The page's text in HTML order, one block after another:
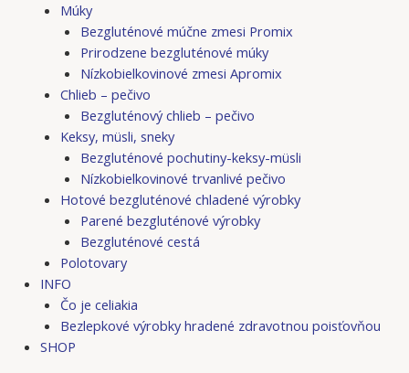
Múky
Bezgluténové múčne zmesi Promix
Prirodzene bezgluténové múky
Nízkobielkovinové zmesi Apromix
Chlieb – pečivo
Bezgluténový chlieb – pečivo
Keksy, müsli, sneky
Bezgluténové pochutiny-keksy-müsli
Nízkobielkovinové trvanlivé pečivo
Hotové bezgluténové chladené výrobky
Parené bezgluténové výrobky
Bezgluténové cestá
Polotovary
INFO
Čo je celiakia
Bezlepkové výrobky hradené zdravotnou poisťovňou
SHOP